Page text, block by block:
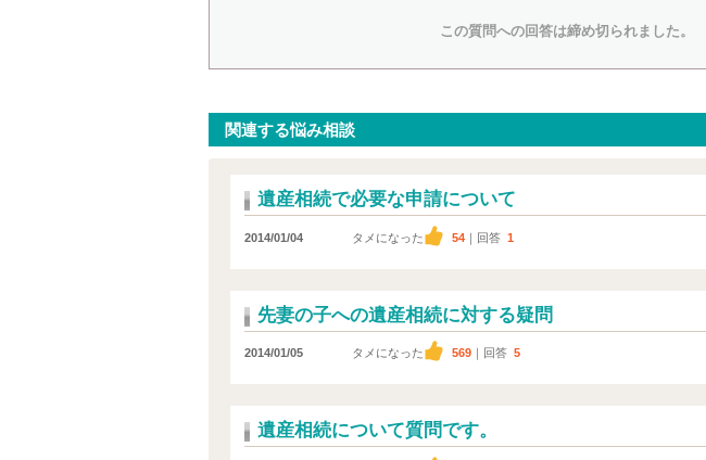
この質問への回答は締め切られました。
関連する悩み相談
遺産相続で必要な申請について
2014/01/04 タメになった 54 ｜回答 1
先妻の子への遺産相続に対する疑問
2014/01/05 タメになった 569 ｜回答 5
遺産相続について質問です。